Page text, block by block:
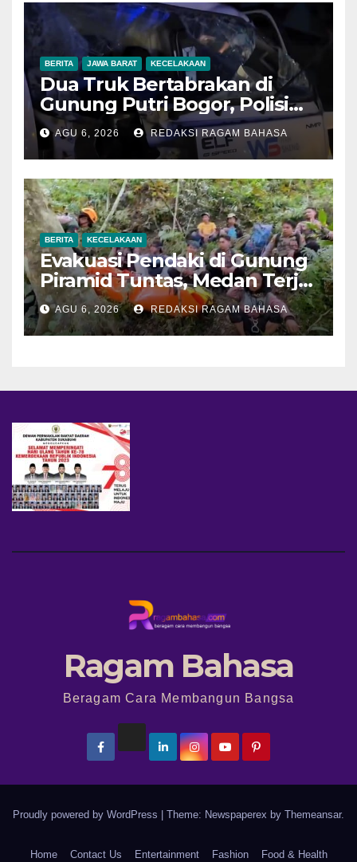
BERITA JAWA BARAT KECELAKAAN
Dua Truk Bertabrakan di
Gunung Putri Bogor, Polisi
Imbau Pengemudi
Tingkatkan Kewaspadaan
AGU 6, 2026 REDAKSI RAGAM BAHASA
BERITA KECELAKAAN
Evakuasi Pendaki di Gunung
Piramid Tuntas, Medan Terjal
Jadi Tantangan Utama
AGU 6, 2026 REDAKSI RAGAM BAHASA
Ragam Bahasa
Beragam Cara Membangun Bangsa
Proudly powered by WordPress Theme: Newspaperex by Themeansar.
Home Contact Us Entertainment Fashion Food & Health